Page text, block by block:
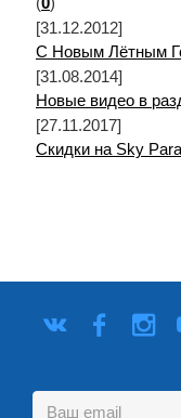
(0)
[31.12.2012]
С Новым Лётным
[31.08.2014]
Новые видео в
[27.11.2017]
Скидки на Sky